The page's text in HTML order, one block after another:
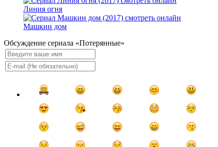
Линия огня
Машкин дом
Обсуждение сериала «Потерянные»